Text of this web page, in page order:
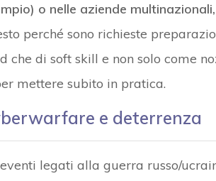
o nelle aziende
perché sono richieste
che di soft skill e non solo come
mettere subito in pratica.
e deterrenza
legati alla guerra russo/